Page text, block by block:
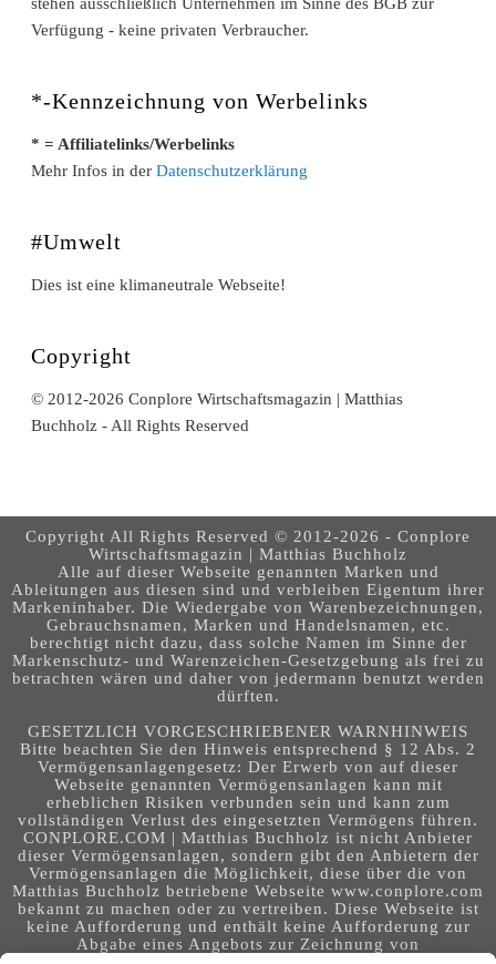
Verfügung - keine privaten Verbraucher.
*-Kennzeichnung von Werbelinks
* = Affiliatelinks/Werbelinks
Mehr Infos in derDatenschutzerklärung
#Umwelt
Dies ist eine klimaneutrale Webseite!
Copyright
© 2012-2026 Conplore Wirtschaftsmagazin | Matthias
Buchholz - All Rights Reserved
Copyright All Rights Reserved © 2012-2026 - Conplore
Wirtschaftsmagazin | Matthias Buchholz
Alle auf dieser Webseite genannten Marken und
Ableitungen aus diesen sind und verbleiben Eigentum ihrer
Markeninhaber. Die Wiedergabe von Warenbezeichnungen,
Gebrauchsnamen, Marken und Handelsnamen, etc.
berechtigt nicht dazu, dass solche Namen im Sinne der
Markenschutz- und Warenzeichen-Gesetzgebung als frei zu
betrachten wären und daher von jedermann benutzt werden
dürften.
GESETZLICH VORGESCHRIEBENER WARNHINWEIS
Bitte beachten Sie den Hinweis entsprechend § 12 Abs. 2
Vermögensanlagengesetz: Der Erwerb von auf dieser
Webseite genannten Vermögensanlagen kann mit
erheblichen Risiken verbunden sein und kann zum
vollständigen Verlust des eingesetzten Vermögens führen.
CONPLORE.COM | Matthias Buchholz ist nicht Anbieter
dieser Vermögensanlagen, sondern gibt den Anbietern der
Vermögensanlagen die Möglichkeit, diese über die von
Matthias Buchholz betriebene Webseite www.conplore.com
bekannt zu machen oder zu vertreiben. Diese Webseite ist
keine Aufforderung und enthält keine Aufforderung zur
Abgabe eines Angebots zur Zeichnung von